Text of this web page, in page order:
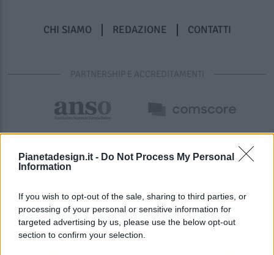
Pianetadesign.it - Do Not Process My Personal
Information
If you wish to opt-out of the sale, sharing to third parties, or
processing of your personal or sensitive information for
targeted advertising by us, please use the below opt-out
section to confirm your selection.
CHI SIAMO REDAZIONE CONTATTI
PARTNERSHIP E ACCREDITAMENTI
© 2026 - Pianeta Design - P.IVA 04827280654 - Testata
Registrata Al Tribunale Di Nocera Inferiore N. 8/2020 - RG N.